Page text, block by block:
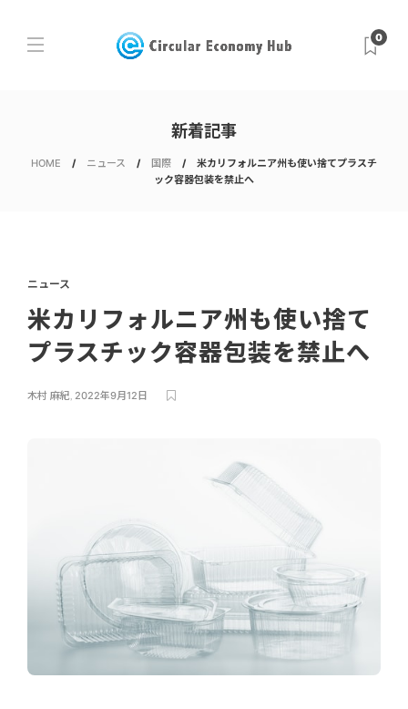
0
新着記事
HOME ニュース 国際
米カリフォルニア州も使い捨てプラスチ
ック容器包装を禁止へ
ニュース
米カリフォルニア州も使い捨て
プラスチック容器包装を禁止へ
木村 麻紀, 2022年9月12日